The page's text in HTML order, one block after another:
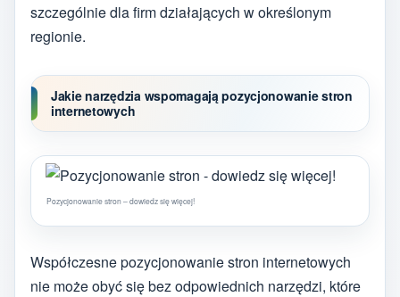
szczególnie dla firm działających w określonym
regionie.
Jakie narzędzia wspomagają pozycjonowanie stron
internetowych
Pozycjonowanie stron – dowiedz się więcej!
Współczesne pozycjonowanie stron internetowych
nie może obyć się bez odpowiednich narzędzi, które